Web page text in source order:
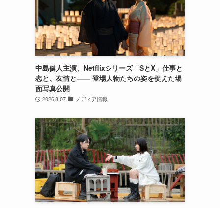
中島健人主演、Netflixシリーズ「SとX」仕事と
恋と、友情と―― 登場人物たちの姿を捉えた場
面写真公開
2026.8.07 メディア情報